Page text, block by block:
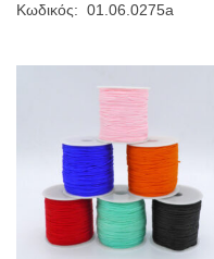
Κωδικός: 01.06.0275a